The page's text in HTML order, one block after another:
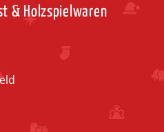
& Holzspielwaren